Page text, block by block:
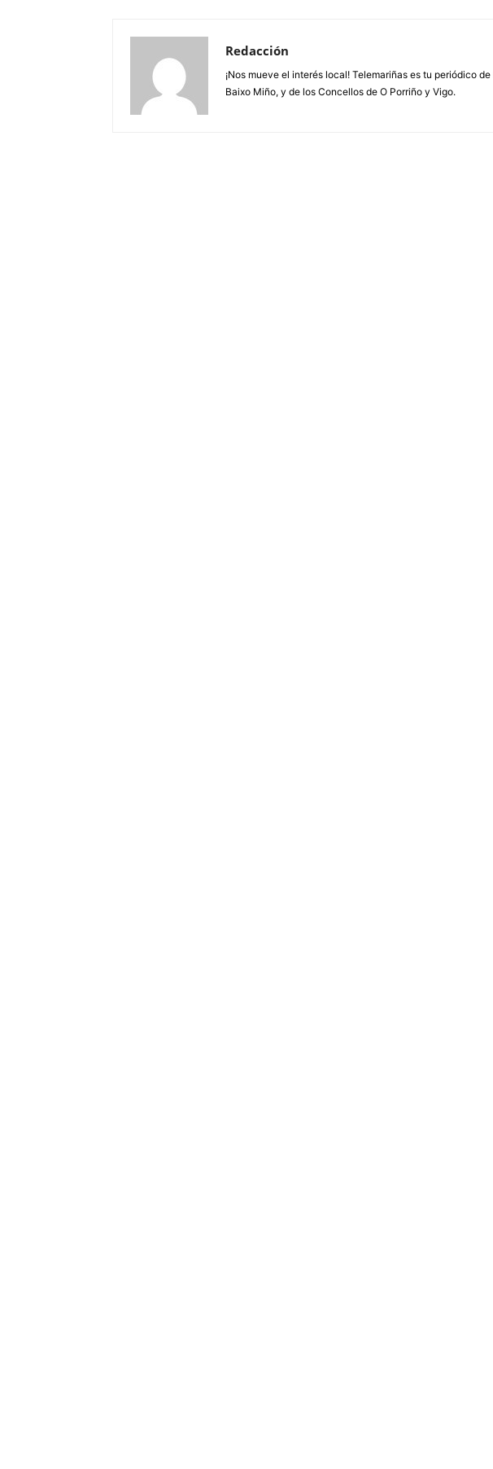
Redacción
¡Nos mueve el interés local! Telemariñas es tu periódico
Baixo Miño, y de los Concellos de O Porriño y Vigo.